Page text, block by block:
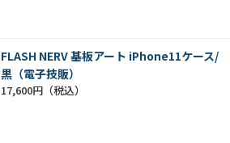
FLASH NERV 基板アート iPhone11ケース/
黒（電子技販）
17,600円